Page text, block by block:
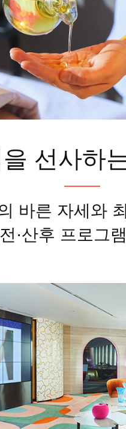
선사하
바른 자세와
·산후 프로그